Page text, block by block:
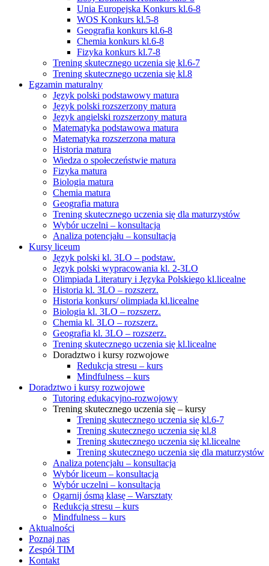
Unia Europejska Konkurs kl.6-8
WOS Konkurs kl.5-8
Geografia konkurs kl.6-8
Chemia konkurs kl.6-8
Fizyka konkurs kl.7-8
Trening skutecznego uczenia się kl.6-7
Trening skutecznego uczenia się kl.8
Egzamin maturalny
Język polski podstawowy matura
Język polski rozszerzony matura
Język angielski rozszerzony matura
Matematyka podstawowa matura
Matematyka rozszerzona matura
Historia matura
Wiedza o społeczeństwie matura
Fizyka matura
Biologia matura
Chemia matura
Geografia matura
Trening skutecznego uczenia się dla maturzystów
Wybór uczelni – konsultacja
Analiza potencjału – konsultacja
Kursy liceum
Język polski kl. 3LO – podstaw.
Język polski wypracowania kl. 2-3LO
Olimpiada Literatury i Języka Polskiego kl.licealne
Historia kl. 3LO – rozszerz.
Historia konkurs/ olimpiada kl.licealne
Biologia kl. 3LO – rozszerz.
Chemia kl. 3LO – rozszerz.
Geografia kl. 3LO – rozszerz.
Trening skutecznego uczenia się kl.licealne
Doradztwo i kursy rozwojowe
Redukcja stresu – kurs
Mindfulness – kurs
Doradztwo i kursy rozwojowe
Tutoring edukacyjno-rozwojowy
Trening skutecznego uczenia się – kursy
Trening skutecznego uczenia się kl.6-7
Trening skutecznego uczenia się kl.8
Trening skutecznego uczenia się kl.licealne
Trening skutecznego uczenia się dla maturzystów
Analiza potencjału – konsultacja
Wybór liceum – konsultacja
Wybór uczelni – konsultacja
Ogarnij ósmą klasę – Warsztaty
Redukcja stresu – kurs
Mindfulness – kurs
Aktualności
Poznaj nas
Zespół TIM
Kontakt